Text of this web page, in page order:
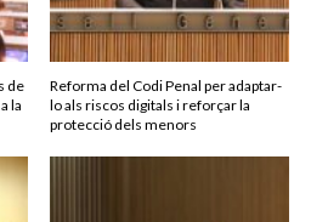
de
la
Reforma del Codi Penal per adaptar-
lo als riscos digitals i reforçar la
protecció dels menors